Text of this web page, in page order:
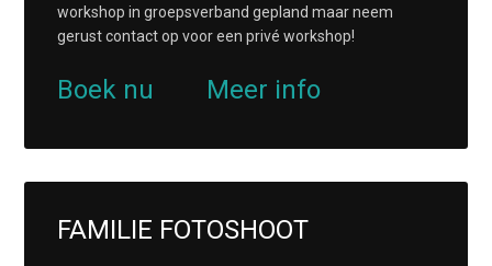
workshop in groepsverband gepland maar neem
gerust contact op voor een privé workshop!
Boek nu Meer info
FAMILIE FOTOSHOOT